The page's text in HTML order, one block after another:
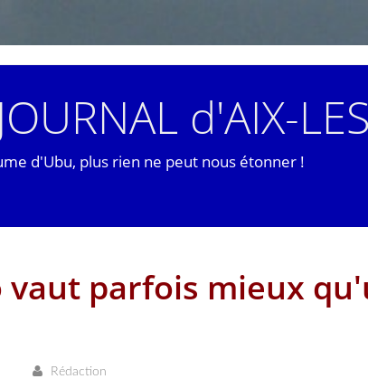
d'AIX-
d'Ubu, plus rien ne peut nous étonner !
vaut parfois mieux
Rédaction